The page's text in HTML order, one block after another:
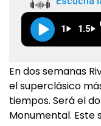
1 1.5
En dos semanas
el superclásico
tiempos. Será el
Monumental. Este